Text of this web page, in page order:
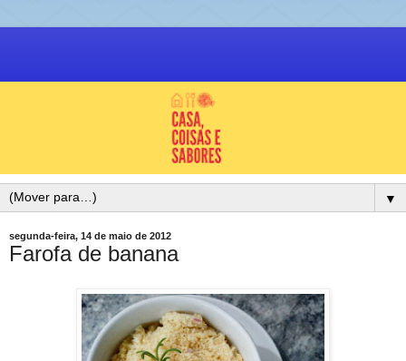
▼
segunda-feira, 14 de maio de 2012
Farofa de banana